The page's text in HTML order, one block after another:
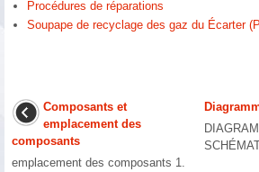
Procédures de réparations
Soupape de recyclage des gaz du Écarter
Composants et
emplacement des
composants
emplacement des composants 1.